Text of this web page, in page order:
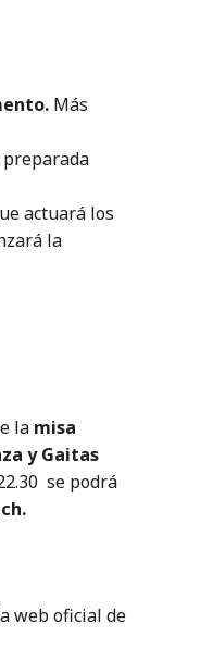
Más
actuará los
la
la misa
y Gaitas
se podrá
web oficial de